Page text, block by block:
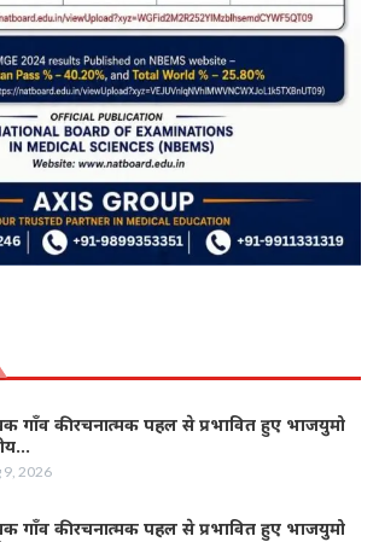
गाँव की रचनात्मक पहल से प्रभावित हुए भाजयुमो
9, 2026
गाँव की रचनात्मक पहल से प्रभावित हुए भाजयुमो